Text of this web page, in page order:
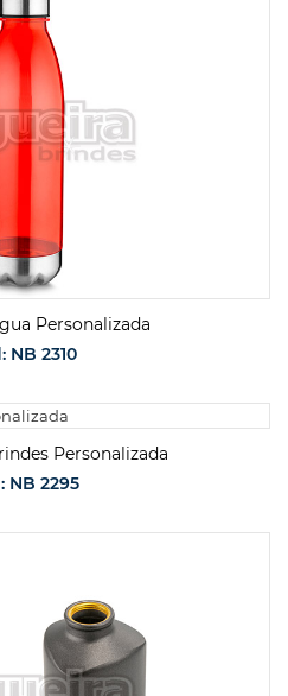
Personalizada
NB 2310
ORÇAMENTO
Personalizada
NB 2295